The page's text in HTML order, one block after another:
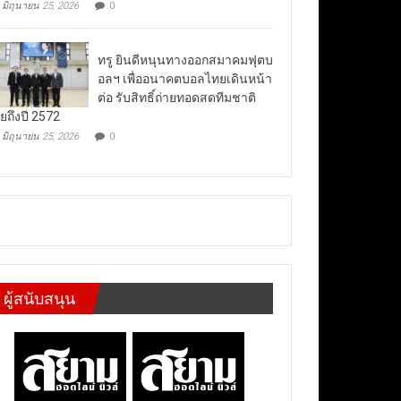
มิถุนายน 25, 2026 0
ทรู ยินดีหนุนทางออกสมาคมฟุตบ
อลฯ เพื่ออนาคตบอลไทยเดินหน้า
ต่อ รับสิทธิ์ถ่ายทอดสดทีมชาติ
ถึงปี 2572
มิถุนายน 25, 2026 0
ผู้สนับสนุน